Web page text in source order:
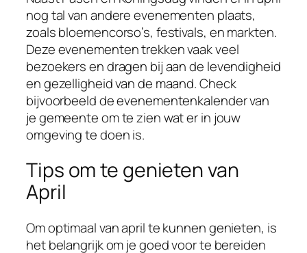
nog tal van andere evenementen plaats,
zoals bloemencorso’s, festivals, en markten.
Deze evenementen trekken vaak veel
bezoekers en dragen bij aan de levendigheid
en gezelligheid van de maand. Check
bijvoorbeeld de evenementenkalender van
je gemeente om te zien wat er in jouw
omgeving te doen is.
Tips om te genieten van
April
Om optimaal van april te kunnen genieten, is
het belangrijk om je goed voor te bereiden